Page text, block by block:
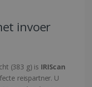
invoer
(383 g) is IRIScan
reispartner. U